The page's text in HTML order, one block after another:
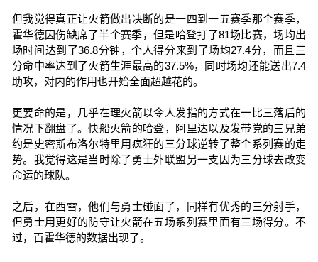
但我觉得真正让火箭做出决断的是一四到一五赛季那个赛季，
霍华德因伤缺席了半个赛季，但是哈登打了81场比赛，场均出
场时间达到了36.8分钟，个人得分来到了场均27.4分，而且三
分命中率达到了火箭生涯最高的37.5%，同时场均还能送出7.4
助攻，对内的作用也开始全面超越花的。
更要命的是，几乎在理火箭以令人发指的方式在一比三落后的
情况下翻盘了。快船火箭的哈登，阿里达以及发带党的三兄弟
约是史密斯布洛尔特里用疯狂的三分球逆转了整个系列赛的走
势。我觉得这是当时除了勇士外联盟另一支因为三分球去改变
命运的球队。
之后，在西雪，他们与勇士碰面了，同样有优秀的三分射手，
但勇士用更好的防守让火箭在五场系列赛里面有三场得分。不
过，百霍华德的数据出现了。